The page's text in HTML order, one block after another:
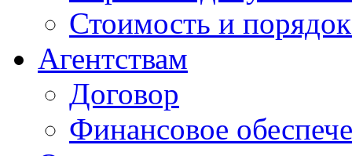
Стоимость и
Агентствам
Договор
Финансовое